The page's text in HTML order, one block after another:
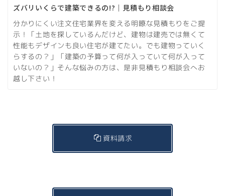
ズバリいくらで建築できるの!?｜見積もり相談会
分かりにくい注文住宅業界を変える明瞭な見積もりをご提
示！「土地を探しているんだけど、建物は建売では無くて
性能もデザインも良い住宅が建てたい。でも建物っていく
らするの？」「建築の予算って何が入っていて何が入って
いないの？」そんな悩みの方は、是非見積もり相談会へお
越し下さい！
資料請求